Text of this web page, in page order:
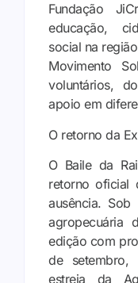
Fundação
educação,
social na
Movimento
voluntários,
apoio em
O retorno da
O Baile da
retorno oficial
ausência.
agropecuária
edição com
de setembro,
estreia da